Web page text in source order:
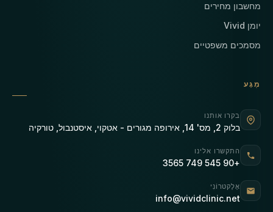
מחשבון מחירים
יומן Vivid
מסמכים משפטיים
מַגָע
בקרו אותנו
בלוק 2, מס' 14, אירופה מגורים - אטקוי, איסטנבול, טורקיה
התקשרו אלינו
+90 545 749 3565
אֶלֶקטרוֹנִי
info@vividclinic.net